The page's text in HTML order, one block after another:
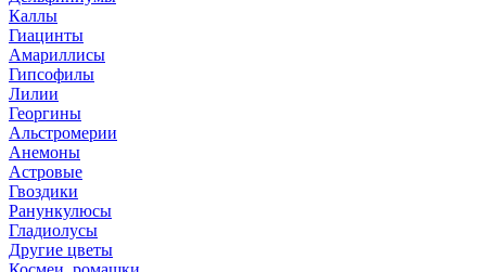
Каллы
Гиацинты
Амариллисы
Гипсофилы
Лилии
Георгины
Альстромерии
Анемоны
Астровые
Гвоздики
Ранункулюсы
Гладиолусы
Другие цветы